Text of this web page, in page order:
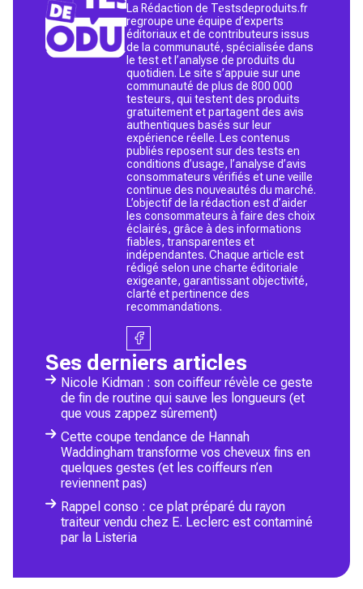
La Rédaction de Testsdeproduits.fr
regroupe une équipe d’experts
éditoriaux et de contributeurs issus
de la communauté, spécialisée dans
le test et l’analyse de produits du
quotidien. Le site s’appuie sur une
communauté de plus de 800 000
testeurs, qui testent des produits
gratuitement et partagent des avis
authentiques basés sur leur
expérience réelle. Les contenus
publiés reposent sur des tests en
conditions d’usage, l’analyse d’avis
consommateurs vérifiés et une veille
continue des nouveautés du marché.
L’objectif de la rédaction est d’aider
les consommateurs à faire des choix
éclairés, grâce à des informations
fiables, transparentes et
indépendantes. Chaque article est
rédigé selon une charte éditoriale
exigeante, garantissant objectivité,
clarté et pertinence des
recommandations.
Ses derniers articles
Nicole Kidman : son coiffeur révèle ce geste
de fin de routine qui sauve les longueurs (et
que vous zappez sûrement)
Cette coupe tendance de Hannah
Waddingham transforme vos cheveux fins en
quelques gestes (et les coiffeurs n’en
reviennent pas)
Rappel conso : ce plat préparé du rayon
traiteur vendu chez E. Leclerc est contaminé
par la Listeria